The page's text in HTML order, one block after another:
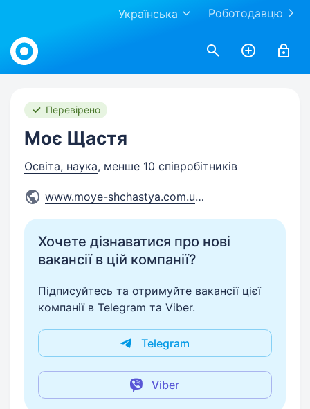
Роботодавцю
Українська
Work.ua
Перевірено
Моє Щастя
Освіта, наука, менше 10 співробітників
www.moye-shchastya.com.ua/
Хочете дізнаватися про нові
вакансії в цій компанії?
Підписуйтесь та отримуйте вакансії цієї
компанії в Telegram та Viber.
Telegram
Viber